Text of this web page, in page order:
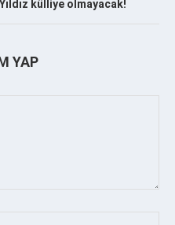
külliye olmayacak!
YAP